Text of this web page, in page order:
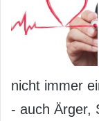
nicht immer
- auch Ärger,